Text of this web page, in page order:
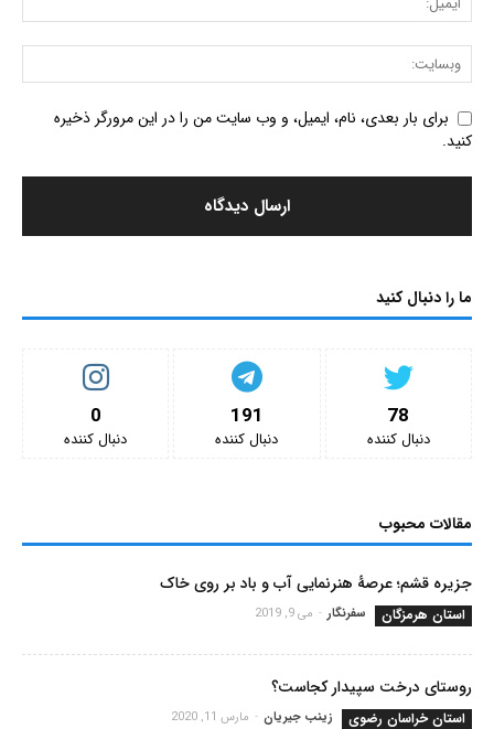
برای بار بعدی، نام، ایمیل، و وب سایت من را در این مرورگر ذخیره
کنید.
ما را دنبال کنید
0
دنبال کننده‌
191
دنبال کننده‌
78
دنبال کننده‌
مقالات محبوب
جزیره قشم؛ عرصۀ هنرنمایی آب و باد بر روی خاک
استان هرمزگان سفرنگار - می 9, 2019
روستای درخت سپیدار کجاست؟
استان خراسان رضوی زینب جیریان - مارس 11, 2020